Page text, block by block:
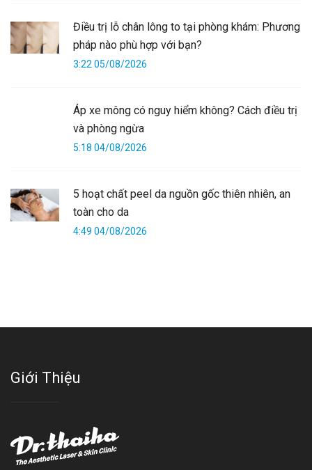
Điều trị lỗ chân lông to tại phòng khám: Phương
pháp nào phù hợp với bạn?
3:22 05/08/2026
Áp xe mông có nguy hiểm không? Cách điều trị
và phòng ngừa
5:18 04/08/2026
5 hoạt chất peel da nguồn gốc thiên nhiên, an
toàn cho da
4:49 04/08/2026
Giới Thiệu